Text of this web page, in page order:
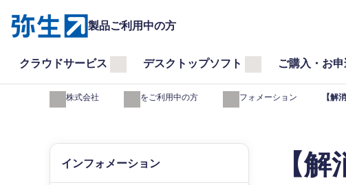
製品ご利用中の方
クラウドサービス デスクトップソフト ご購入・お
弥生株式会社 製品をご利用中の方 インフォメーション 【解
【
インフォメーション